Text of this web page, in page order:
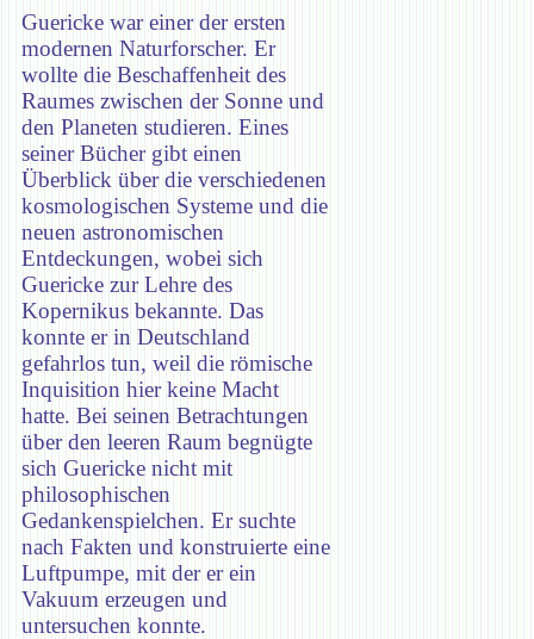
Guericke war einer der ersten
modernen Naturforscher. Er
wollte die Beschaffenheit des
Raumes zwischen der Sonne und
den Planeten studieren. Eines
seiner Bücher gibt einen
Überblick über die verschiedenen
kosmologischen Systeme und die
neuen astronomischen
Entdeckungen, wobei sich
Guericke zur Lehre des
Kopernikus bekannte. Das
konnte er in Deutschland
gefahrlos tun, weil die römische
Inquisition hier keine Macht
hatte. Bei seinen Betrachtungen
über den leeren Raum begnügte
sich Guericke nicht mit
philosophischen
Gedankenspielchen. Er suchte
nach Fakten und konstruierte eine
Luftpumpe, mit der er ein
Vakuum erzeugen und
untersuchen konnte.